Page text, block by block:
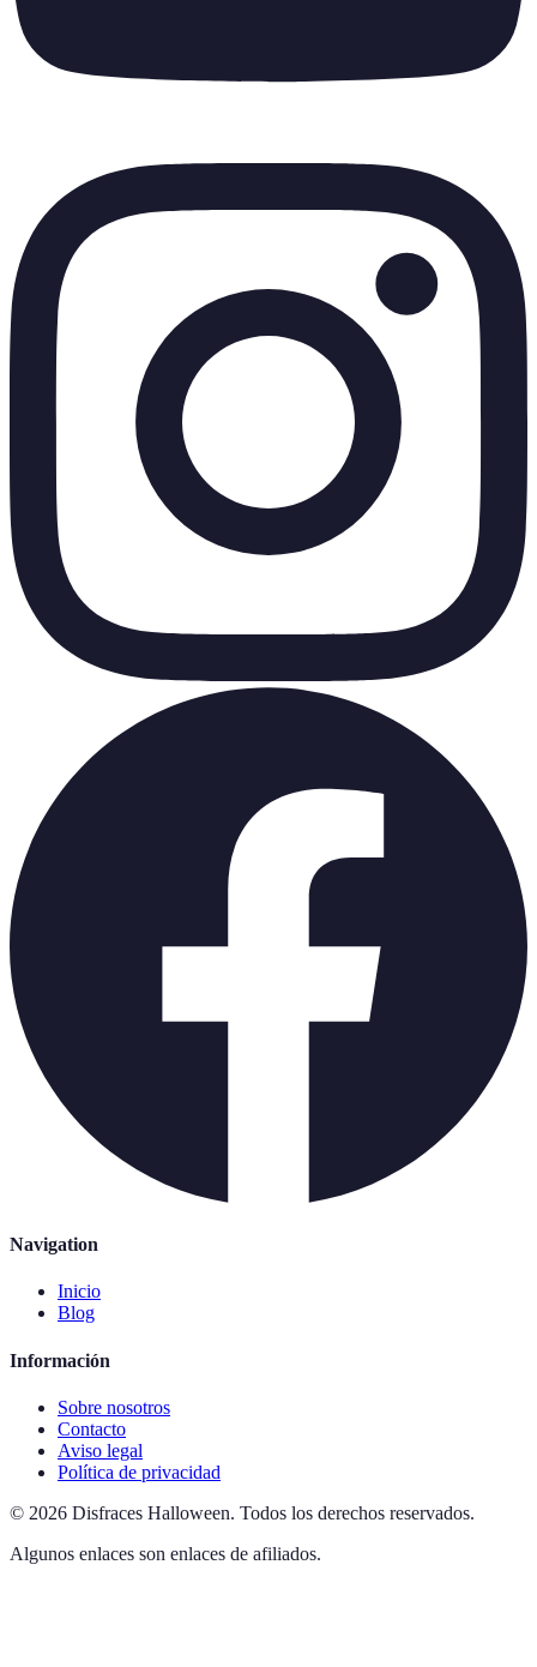
Navigation
Inicio
Blog
Información
Sobre nosotros
Contacto
Aviso legal
Política de privacidad
© 2026 Disfraces Halloween. Todos los derechos reservados.
Algunos enlaces son enlaces de afiliados.